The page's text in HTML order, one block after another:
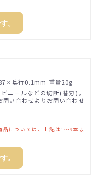
。
奥行0.1mm 重量20g
ニールなどの切断(替刃)。
い合わせよりお問い合わせ
については、上記は1～9本ま
。